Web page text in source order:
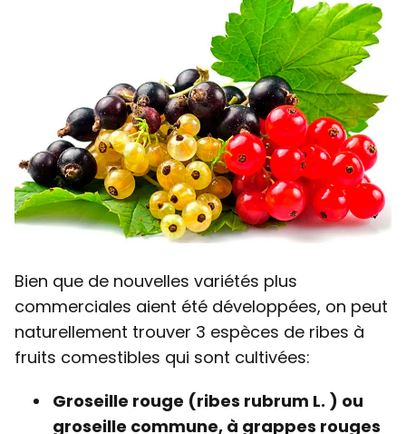
Bien que de nouvelles variétés plus
commerciales aient été développées, on peut
naturellement trouver 3 espèces de ribes à
fruits comestibles qui sont cultivées:
Groseille rouge (ribes rubrum L. ) ou
groseille commune, à grappes rouges